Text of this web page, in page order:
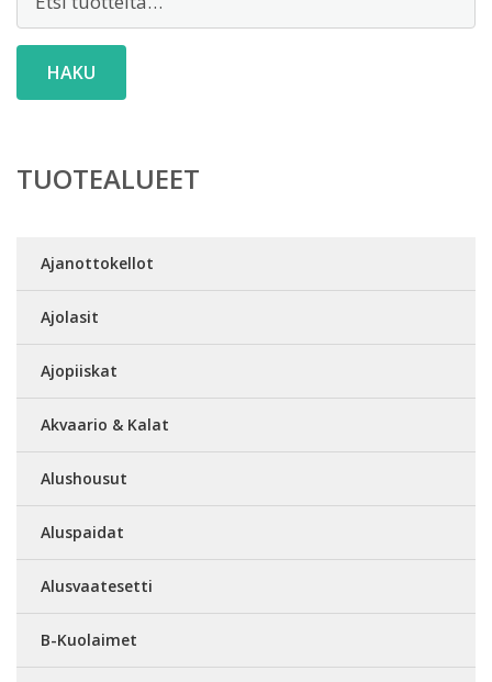
HAKU
TUOTEALUEET
Ajanottokellot
Ajolasit
Ajopiiskat
Akvaario & Kalat
Alushousut
Aluspaidat
Alusvaatesetti
B-Kuolaimet